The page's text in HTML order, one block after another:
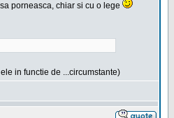
porneasca, chiar si cu o lege
in functie de ...circumstante)